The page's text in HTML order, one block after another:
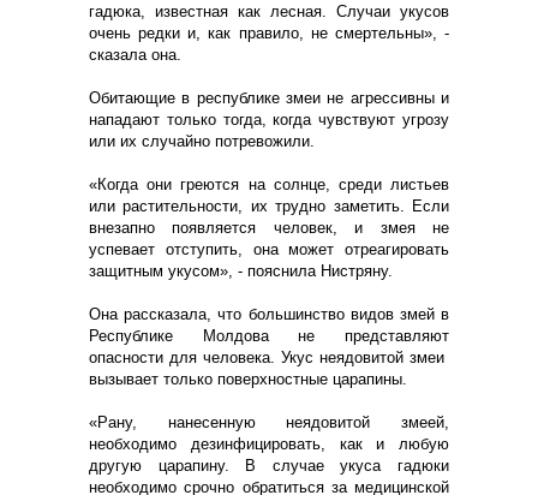
гадюка, известная как лесная. Случаи укусов
очень редки и, как правило, не смертельны», -
сказала она.
Обитающие в республике змеи не агрессивны и
нападают только тогда, когда чувствуют угрозу
или их случайно потревожили.
«Когда они греются на солнце, среди листьев
или растительности, их трудно заметить. Если
внезапно появляется человек, и змея не
успевает отступить, она может отреагировать
защитным укусом», - пояснила Нистряну.
Она рассказала, что большинство видов змей в
Республике Молдова не представляют
опасности для человека. Укус неядовитой змеи
вызывает только поверхностные царапины.
«Рану, нанесенную неядовитой змеей,
необходимо дезинфицировать, как и любую
другую царапину. В случае укуса гадюки
необходимо срочно обратиться за медицинской